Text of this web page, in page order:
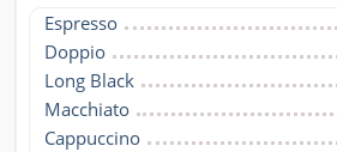
Espresso
Doppio
Long Black
Macchiato
Cappuccino